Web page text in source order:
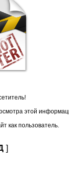
этой
как пользователь.
]